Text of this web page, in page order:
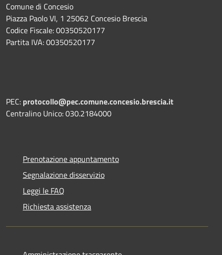
Comune di Concesio
Piazza Paolo VI, 1 25062 Concesio Brescia
Codice Fiscale: 00350520177
Partita IVA: 00350520177
PEC: protocollo@pec.comune.concesio.brescia.it
Centralino Unico: 030.2184000
Prenotazione appuntamento
Segnalazione disservizio
Leggi le FAQ
Richiesta assistenza